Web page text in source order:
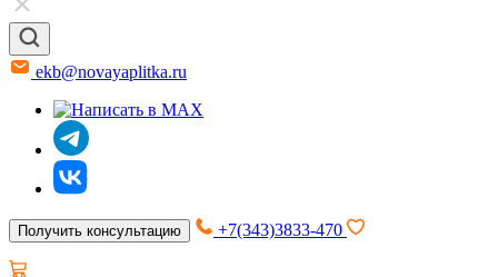
ekb@novayaplitka.ru
Получить консультацию +7(343)3833-470